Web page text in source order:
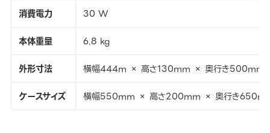
消費電力
30 W
本体重量
6.8 kg
外形寸法
横幅444m × 高さ130mm × 奥行き500mm
ケースサイズ
横幅550mm × 高さ200mm × 奥行き